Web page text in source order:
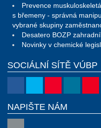
Prevence
s břemeny - správná
vybrané skupiny
Desatero BOZP
Novinky v chemické
SOCIÁLNÍ SÍTĚ VÚBP
NAPIŠTE NÁM